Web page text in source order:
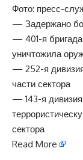
Фото: пресс-
— Задержано
— 401-я бригада
уничтожила
— 252-я
части сектора
— 143-я
сектора
Read More